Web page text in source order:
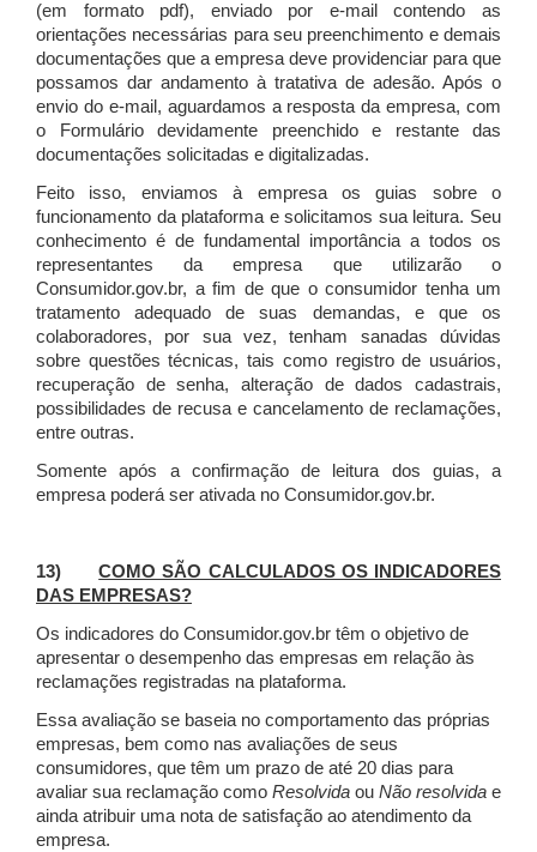
(em formato pdf), enviado por e-mail contendo as
orientações necessárias para seu preenchimento e demais
documentações que a empresa deve providenciar para que
possamos dar andamento à tratativa de adesão. Após o
envio do e-mail, aguardamos a resposta da empresa, com
o Formulário devidamente preenchido e restante das
documentações solicitadas e digitalizadas.
Feito isso, enviamos à empresa os guias sobre o
funcionamento da plataforma e solicitamos sua leitura. Seu
conhecimento é de fundamental importância a todos os
representantes da empresa que utilizarão o
Consumidor.gov.br, a fim de que o consumidor tenha um
tratamento adequado de suas demandas, e que os
colaboradores, por sua vez, tenham sanadas dúvidas
sobre questões técnicas, tais como registro de usuários,
recuperação de senha, alteração de dados cadastrais,
possibilidades de recusa e cancelamento de reclamações,
entre outras.
Somente após a confirmação de leitura dos guias, a
empresa poderá ser ativada no Consumidor.gov.br.
13)COMO SÃO CALCULADOS OS INDICADORES
DAS EMPRESAS?
Os indicadores do Consumidor.gov.br têm o objetivo de
apresentar o desempenho das empresas em relação às
reclamações registradas na plataforma.
Essa avaliação se baseia no comportamento das próprias
empresas, bem como nas avaliações de seus
consumidores, que têm um prazo de até 20 dias para
avaliar sua reclamação como Resolvida ou Não resolvida e
ainda atribuir uma nota de satisfação ao atendimento da
empresa.